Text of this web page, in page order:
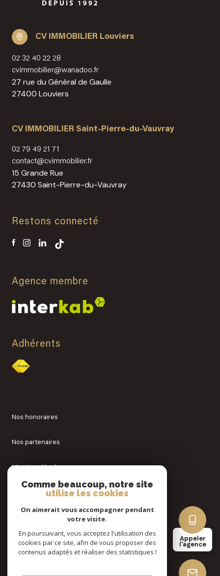
Appeler
l'agence
CV IMMOBILIER Louviers
02 32 40 22 28
cvimmobilier@wanadoo.fr
27 rue du Général de Gaulle
27400 Louviers
CV IMMOBILIER Saint-Pierre-du-Vauvray
02 79 49 21 71
contact@cvimmobilier.fr
15 Grande Rue
27430 Saint-Pierre-du-Vauvray
Restons connecté
Agence membre
Adhérents
Nos honoraires
Nos partenaires
Mentions légales
Cookies
Comme beaucoup, notre site
utilise les cookies
On aimerait vous accompagner pendant
votre visite.
En poursuivant, vous acceptez l'utilisation des
cookies par ce site, afin de vous proposer des
contenus adaptés et réaliser des statistiques !